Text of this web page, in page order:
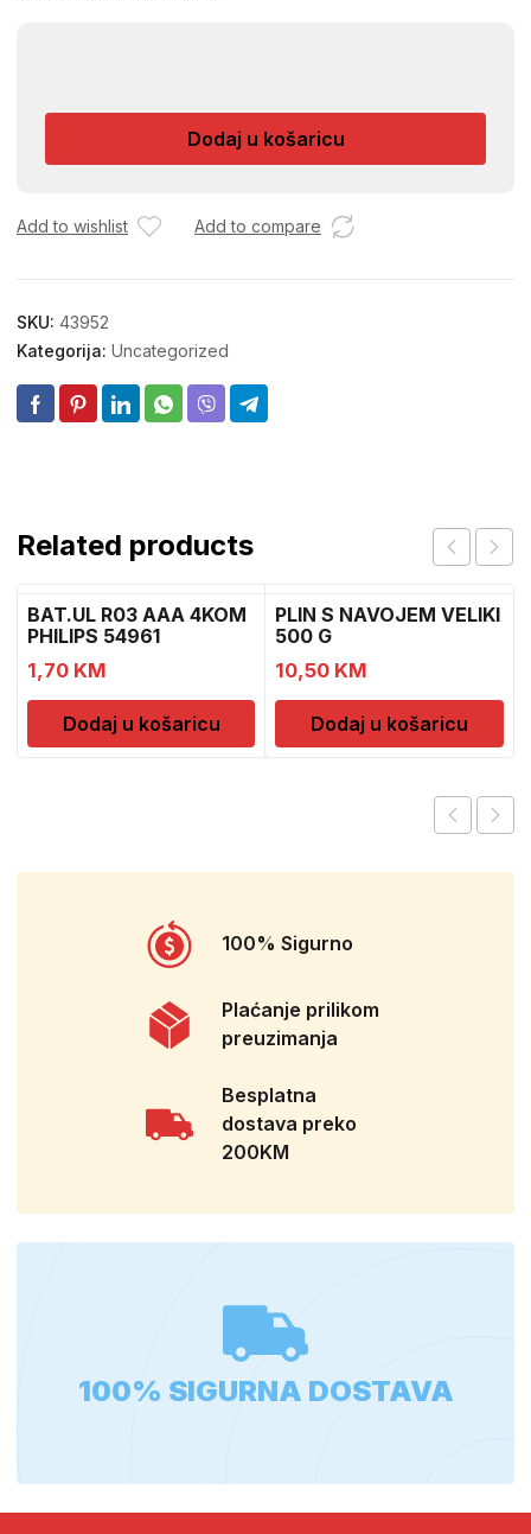
AUTOMATSKI
PROSTORA
Dodaj u košaricu
Add to wishlist Add to compare
SKU: 43952
Kategorija: Uncategorized
Related products
BAT.UL R03 AAA 4KOM
PHILIPS 54961
1,70 KM
Dodaj u košaricu
PLIN S NAVOJEM VELIKI
500 G
10,50 KM
Dodaj u košaricu
100% Sigurno
Plaćanje prilikom
preuzimanja
Besplatna
dostava preko
200KM
100% SIGURNA DOSTAVA